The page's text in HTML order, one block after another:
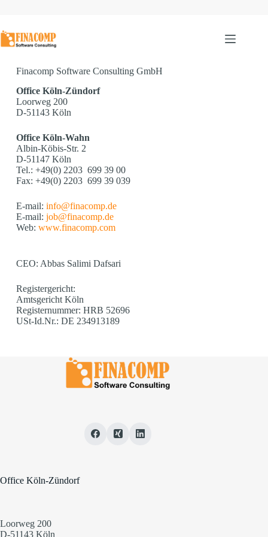
Finacomp Software Consulting GmbH
Office Köln-Zündorf
Loorweg 200
D-51143 Köln
Office Köln-Wahn
Albin-Köbis-Str. 2
D-51147 Köln
Tel.: +49(0) 2203 699 39 00
Fax: +49(0) 2203 699 39 039
E-mail: info@finacomp.de
E-mail: job@finacomp.de
Web: www.finacomp.com
CEO: Abbas Salimi Dafsari
Registergericht:
Amtsgericht Köln
Registernummer: HRB 52696
USt-Id.Nr.: DE 234913189
Office Köln-Zündorf
Loorweg 200
D-51143 Köln